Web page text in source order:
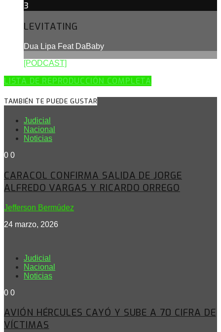
3
LEVITATING
Dua Lipa Feat DaBaby
[PODCAST]
LISTA DE REPRODUCCIÓN COMPLETA
TAMBIÉN TE PUEDE GUSTAR
Judicial
Nacional
Noticias
0 0
CARACOL CONFIRMA SALIDA DE JORGE
ALFREDO VARGAS Y RICARDO ORREGO
Jefferson Bermúdez
24 marzo, 2026
Judicial
Nacional
Noticias
0 0
AVIÓN HÉRCULES CAYÓ Y SUBE A 70 CIFRA DE
VÍCTIMAS